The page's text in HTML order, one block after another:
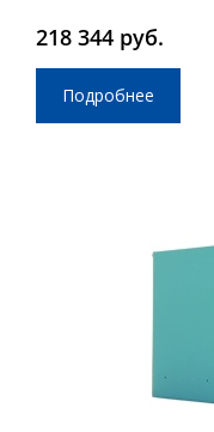
218 344 руб.
Подробнее